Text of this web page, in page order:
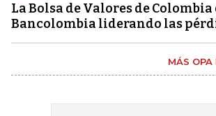
La Bolsa de Valores de Colombia
Bancolombia liderando las
MÁS OPA